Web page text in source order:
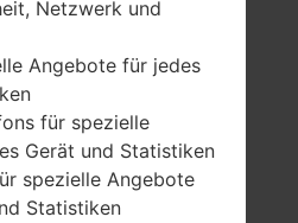
Juli, 2011
Netzwerk und
Angebote für jedes
für spezielle
Gerät und Statistiken
spezielle Angebote
Statistiken